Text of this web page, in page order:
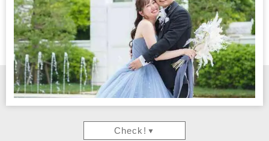
Check!